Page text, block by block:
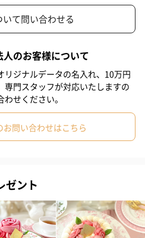
ュケーキが冷凍ケーキ「ホワイ
よいレアチーズケーキです。
ランボワーズジャム。それを覆
自慢の生クリームがまた絶品で
ワンのケーキです。できたてを
にご自宅までお届けいたします。
に。少し溶かしてひんやり冷た
ただけます。
#自分へのご褒美 #退職祝い
#妹 #取引先女性 #親戚男性
の子 #小学生高学年の女の子
#女性 #夫 #妻 #父親
#弟
#60代 #70代 #80代
いて問い合わせる
のお客様について
ジナルデータの名入れ、10万円
門スタッフが対応いたしますの
せください。
問い合わせはこちら
ゼント